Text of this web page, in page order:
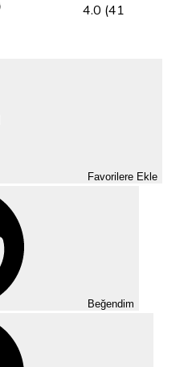
4.0 (41
Favorilere Ekle
Beğendim